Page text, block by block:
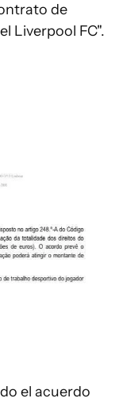
de
Liverpool FC".
el acuerdo